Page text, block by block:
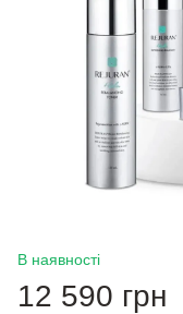
В наявності
12 590 грн